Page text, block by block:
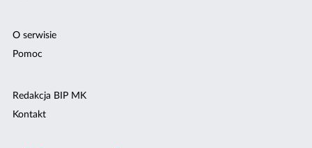
O serwisie
Pomoc
Redakcja BIP MK
Kontakt